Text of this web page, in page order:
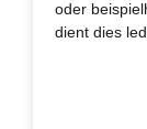
oder
dient dies